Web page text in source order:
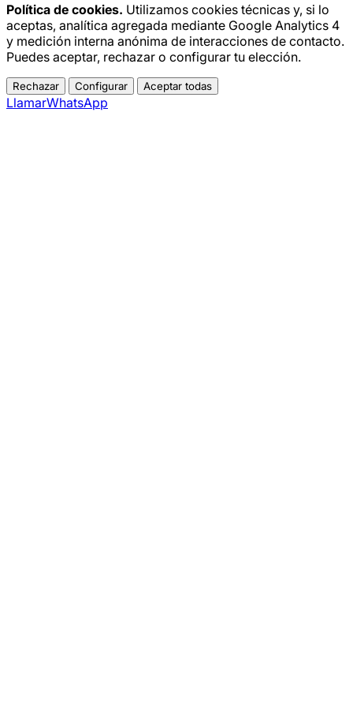
Política de cookies. Utilizamos cookies técnicas y, si lo
aceptas, analítica agregada mediante Google Analytics 4
y medición interna anónima de interacciones de contacto.
Puedes aceptar, rechazar o configurar tu elección.
Rechazar Configurar Aceptar todas
LlamarWhatsApp